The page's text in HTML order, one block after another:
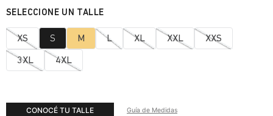
XS S M L XL XXL XXS
3XL 4XL
CONOCÉ TU TALLE Guía de Medidas